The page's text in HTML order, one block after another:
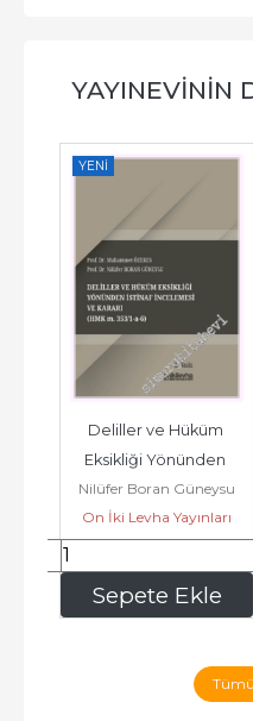
YAYINEVININ
YENI
Sepete Ekle
Deliller ve Hüküm
Eksikliği Yönünden
İstinaf İncelemesi ve
Karar (HMK m....
Nilüfer Boran Güneysu
On İki Levha Yayınları
873,00